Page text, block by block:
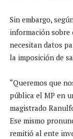
Sin embargo,
información sobre
necesitan datos
la imposición de
“Queremos que
pública el MP en
magistrado
Ese mismo
remitió al ente